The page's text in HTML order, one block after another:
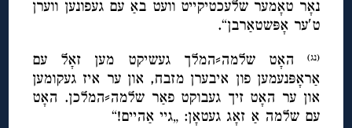
נאָר טאָמער שלעכטיקייט וועט באַ עם געפונען ווערן
ט′ער אָפּשטאַרבן“.
(נג)
האָט שלמה⸗המלך געשיקט מען זאָל עם
אַראָפּנעמען פון איבערן מזבח, און ער איז געקומען
און ער האָט זיך געבוקט פאַר שלמה⸗המלכן. האָט
עם שלמה אַ זאָג געטאָן: „גיי אַהיים!“